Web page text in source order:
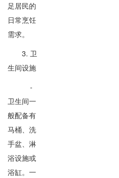
足居民的
日常烹饪
需求。
3. 卫
生间设施
-
卫生间一
般配备有
马桶、洗
手盆、淋
浴设施或
浴缸。一